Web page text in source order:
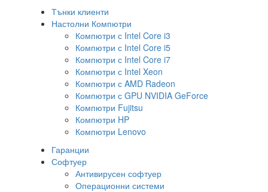
Тънки клиенти
Настолни Компютри
Компютри с Intel Core i3
Компютри с Intel Core i5
Компютри с Intel Core i7
Компютри с Intel Xeon
Компютри с AMD Radeon
Компютри с GPU NVIDIA GeForce
Компютри Fujitsu
Компютри HP
Компютри Lenovo
Гаранции
Софтуер
Антивирусен софтуер
Операционни системи